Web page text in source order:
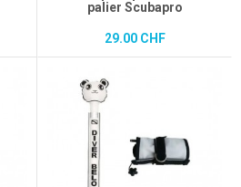
palier Scubapro
29.00 CHF